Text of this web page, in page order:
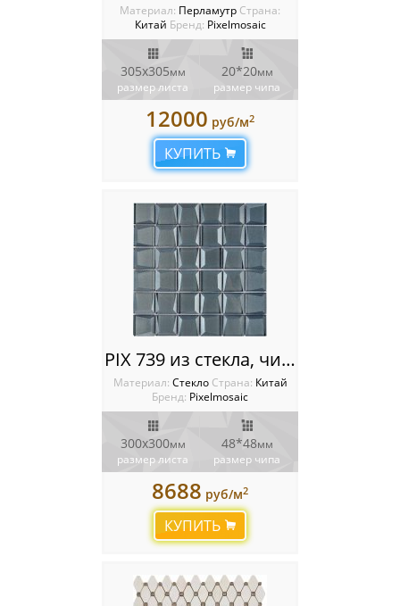
Материал: Перламутр Cтрана:
Китай Бренд: Pixelmosaic
305х305мм
размер листа
20*20мм
размер чипа
12000 руб/м2
КУПИТЬ
PIX 739 из стекла, чип 48x48 мм, сетка 300х300x8 мм
Материал: Стекло Cтрана: Китай
Бренд: Pixelmosaic
300х300мм
размер листа
48*48мм
размер чипа
8688 руб/м2
КУПИТЬ